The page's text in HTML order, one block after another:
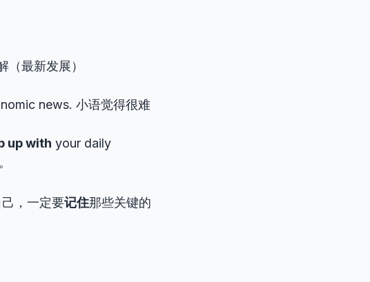
最新发展）
news. 小语觉得很难
up with your daily
，一定要记住那些关键的